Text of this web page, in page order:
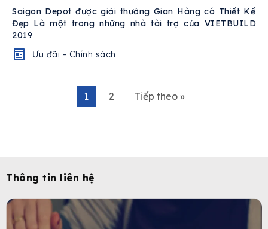
Saigon Depot được giải thưởng Gian Hàng có Thiết Kế
Đẹp Là một trong những nhà tài trợ của VIETBUILD
2019
Ưu đãi - Chính sách
1 2 Tiếp theo »
Thông tin liên hệ